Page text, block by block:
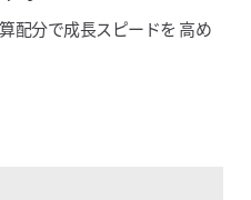
配分で成長スピードを 高め